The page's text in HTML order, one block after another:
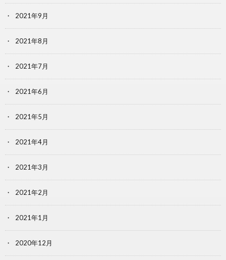
2021年9月
2021年8月
2021年7月
2021年6月
2021年5月
2021年4月
2021年3月
2021年2月
2021年1月
2020年12月